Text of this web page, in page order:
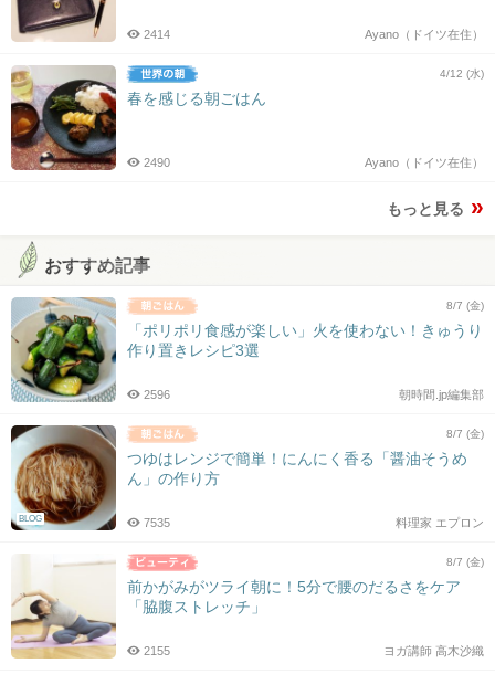
Ayano（ドイツ在住）
2414
4/12 (水)
春を感じる朝ごはん
Ayano（ドイツ在住）
2490
もっと見る
おすすめ記事
8/7 (金)
「ポリポリ食感が楽しい」火を使わない！きゅうり
作り置きレシピ3選
朝時間.jp編集部
2596
BLOG
8/7 (金)
つゆはレンジで簡単！にんにく香る「醤油そうめ
ん」の作り方
料理家 エプロン
7535
8/7 (金)
前かがみがツライ朝に！5分で腰のだるさをケア
「脇腹ストレッチ」
ヨガ講師 高木沙織
2155